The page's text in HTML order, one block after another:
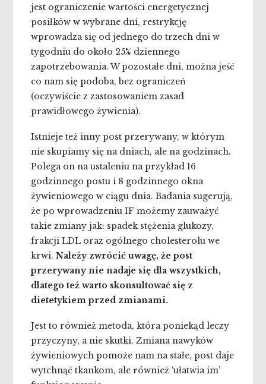
jest ograniczenie wartości energetycznej
posiłków w wybrane dni, restrykcję
wprowadza się od jednego do trzech dni w
tygodniu do około 25% dziennego
zapotrzebowania. W pozostałe dni, można jeść
co nam się podoba, bez ograniczeń
(oczywiście z zastosowaniem zasad
prawidłowego żywienia).
Istnieje też inny post przerywany, w którym
nie skupiamy się na dniach, ale na godzinach.
Polega on na ustaleniu na przykład 16
godzinnego postu i 8 godzinnego okna
żywieniowego w ciągu dnia. Badania sugerują,
że po wprowadzeniu IF możemy zauważyć
takie zmiany jak: spadek stężenia glukozy,
frakcji LDL oraz ogólnego cholesterolu we
krwi.Należy zwrócić uwagę, że post
przerywany nie nadaje się dla wszystkich,
dlatego też warto skonsultować się z
dietetykiem przed zmianami.
Jest to również metoda, która poniekąd leczy
przyczyny, a nie skutki. Zmiana nawyków
żywieniowych pomoże nam na stałe, post daje
wytchnąć tkankom, ale również ‘ułatwia im’